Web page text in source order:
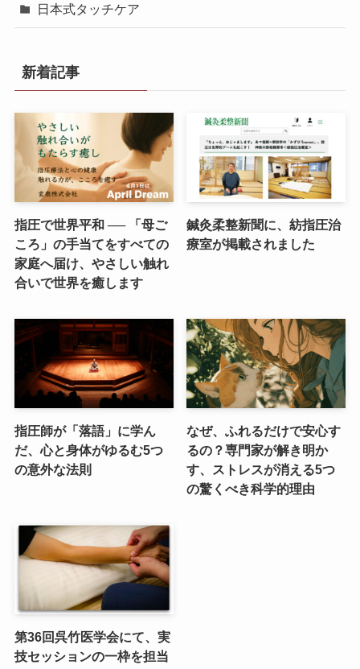
日本式タッチケア
新着記事
指圧で世界平和 ── 「母ご
ころ」の手当てをすべての
家庭へ届け、やさしい触れ
合いで世界を癒します
鍼灸柔整新聞に、紡指圧治
療室が掲載されました
指圧師が「落語」に学ん
だ、心と身体がゆるむ5つ
の意外な法則
なぜ、ふれるだけで安心す
るの？専門家が解き明か
す、ストレスが消える5つ
の驚くべき科学的理由
第36回呉竹医学会にて、実
技セッションの一枠を担当